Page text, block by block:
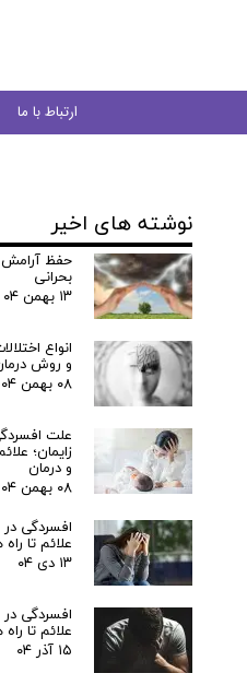
ارتباط با ما
نوشته های اخیر
حفظ آرامش
بحرانی
۱۳ بهمن ۰۴
انواع
و روش
۰۸ بهمن ۰۴
علت
زایمان؛
و درمان
۰۸ بهمن ۰۴
افسردگی در
علائم تا
۱۳ دی ۰۴
افسردگی در
علائم تا
۱۵ آذر ۰۴